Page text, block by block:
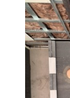
3D VIZUALIZACE